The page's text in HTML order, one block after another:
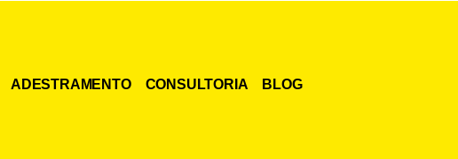
ADESTRAMENTO CONSULTORIA BLOG